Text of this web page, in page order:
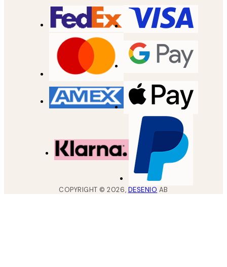
COPYRIGHT ©2026, DESENIO AB